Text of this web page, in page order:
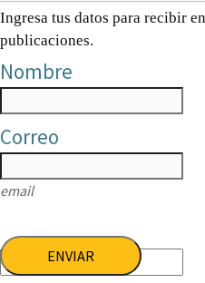
Ingresa tus datos para recibir
publicaciones.
Nombre
Correo
email
ENVIAR